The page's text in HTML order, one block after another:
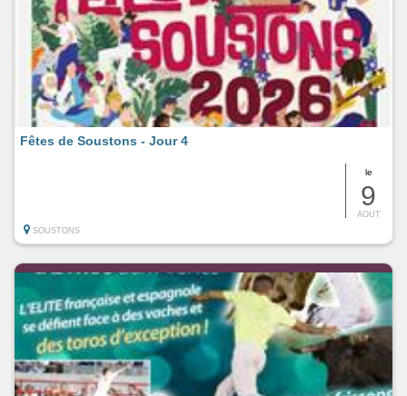
le
9
AOUT
Fêtes de Soustons - Jour 4
SOUSTONS